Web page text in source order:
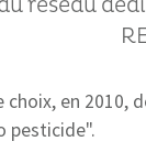
en 2010,
pesticide".